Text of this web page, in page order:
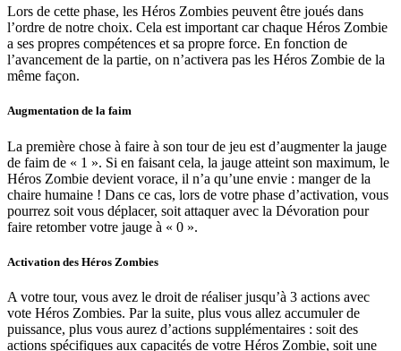
Lors de cette phase, les Héros Zombies peuvent être joués dans
l’ordre de notre choix. Cela est important car chaque Héros Zombie
a ses propres compétences et sa propre force. En fonction de
l’avancement de la partie, on n’activera pas les Héros Zombie de la
même façon.
Augmentation de la faim
La première chose à faire à son tour de jeu est d’augmenter la jauge
de faim de « 1 ». Si en faisant cela, la jauge atteint son maximum, le
Héros Zombie devient vorace, il n’a qu’une envie : manger de la
chaire humaine ! Dans ce cas, lors de votre phase d’activation, vous
pourrez soit vous déplacer, soit attaquer avec la Dévoration pour
faire retomber votre jauge à « 0 ».
Activation des Héros Zombies
A votre tour, vous avez le droit de réaliser jusqu’à 3 actions avec
vote Héros Zombies. Par la suite, plus vous allez accumuler de
puissance, plus vous aurez d’actions supplémentaires : soit des
actions spécifiques aux capacités de votre Héros Zombie, soit une